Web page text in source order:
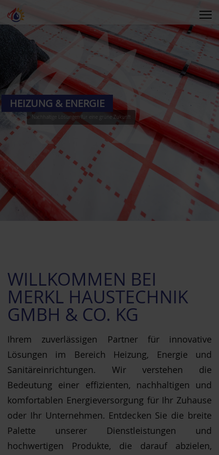
Nachhaltige Lösungen für eine grüne Zukunft
HEIZUNG & ENERGIE
WILLKOMMEN BEI
MERKL HAUSTECHNIK
GMBH & CO. KG
Ihrem zuverlässigen Partner für innovative
Lösungen im Bereich Heizung, Energie und
Sanitäreinrichtungen. Wir verstehen die
Bedeutung einer effizienten, nachhaltigen und
komfortablen Energieversorgung für Ihr Zuhause
oder Ihr Unternehmen. Entdecken Sie die breite
Palette unserer Dienstleistungen und
hochwertigen Produkte, die darauf abzielen,